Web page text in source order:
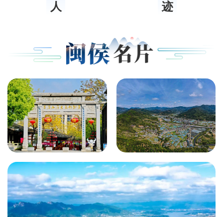
人
迹
昙石山特色
历史文化街
区
闽侯县荆溪
镇关中村·石
美祥